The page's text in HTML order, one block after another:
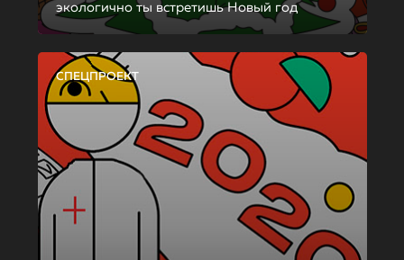
экологично ты встретишь Новый год
СПЕЦПРОЕКТ